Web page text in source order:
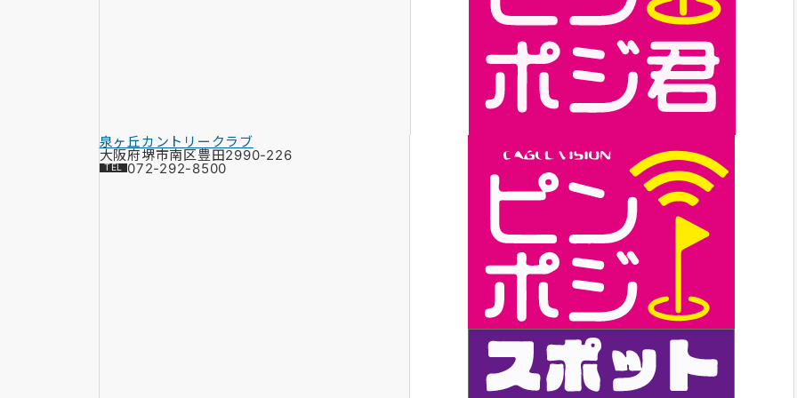
泉ヶ丘カントリークラブ
大阪府堺市南区豊田2990-226
072-292-8500